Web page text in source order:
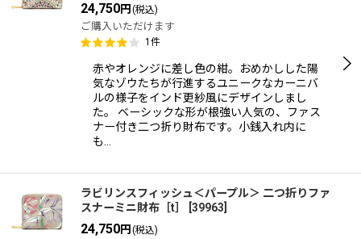
24,750円 (税込)
ご購入いただけます
1 件
赤やオレンジに差し色の紺。おめかしした陽
気なゾウたちが行進するユニークなカーニバ
ルの様子をインド更紗風にデザインしまし
た。 ベーシックな形が根強い人気の、ファス
ナー付き二つ折り財布です。小銭入れ内に
も…
ラビリンスフィッシュ＜パープル＞ 二つ折りファ
スナーミニ財布［t］
39963
24,750円 (税込)